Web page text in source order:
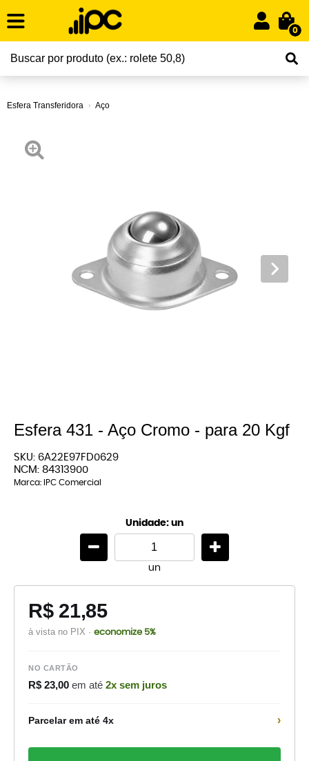
0
Esfera Transferidora Aço
Esfera 431 - Aço Cromo - para 20 Kgf
SKU: 6A22E97FD0629
NCM: 84313900
Marca: IPC Comercial
Unidade: un
un
R$ 21,85
à vista no PIX · economize 5%
NO CARTÃO
R$ 23,00 em até 2x sem juros
Parcelar em até 4x ›